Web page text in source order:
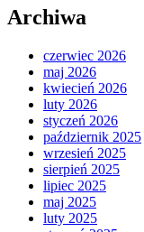
Archiwa
czerwiec 2026
maj 2026
kwiecień 2026
luty 2026
styczeń 2026
październik 2025
wrzesień 2025
sierpień 2025
lipiec 2025
maj 2025
luty 2025